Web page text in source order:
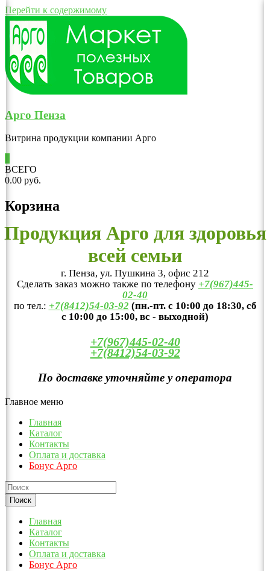
Перейти к содержимому
Арго Пенза
Витрина продукции компании Арго
ВСЕГО
0.00 руб.
Корзина
Продукция Арго для здоровья
всей семьи
г. Пенза, ул. Пушкина 3, офис 212
Сделать заказ можно также по телефону +7(967)445-
02-40
по тел.: +7(8412)54-03-92 (пн.-пт. с 10:00 до 18:30, сб
с 10:00 до 15:00, вс - выходной)
+7(967)445-02-40
+7(8412)54-03-92
По доставке уточняйте у оператора
Главное меню
Главная
Каталог
Контакты
Оплата и доставка
Бонус Арго
Главная
Каталог
Контакты
Оплата и доставка
Бонус Арго